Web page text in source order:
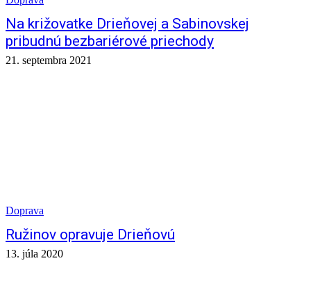
Na križovatke Drieňovej a Sabinovskej
pribudnú bezbariérové priechody
21. septembra 2021
Doprava
Ružinov opravuje Drieňovú
13. júla 2020